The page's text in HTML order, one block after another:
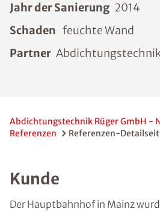
Jahr der Sanierung 2014
Schaden feuchte Wand
Partner
Abdichtungstechnik Rüger GmbH -
Referenzen
Referenzen-
Kunde
Der Hauptbahnhof in Mainz